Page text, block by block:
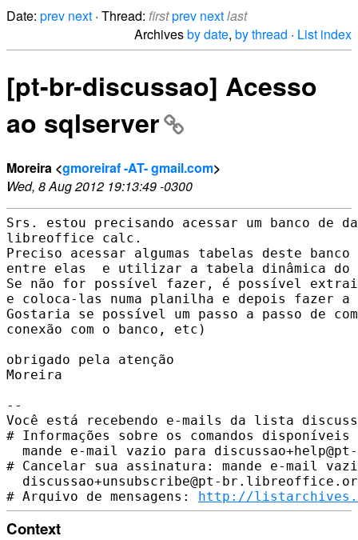
Date: prev next · Thread: firstprev nextlast
Archivesby date, by thread · List index
[pt-br-discussao] Acesso
ao sqlserver
Moreira <gmoreiraf -AT- gmail.com>
Wed, 8 Aug 2012 19:13:49 -0300
Srs. estou precisando acessar um banco de
libreoffice calc.
Preciso acessar algumas tabelas deste
entre elas  e utilizar a tabela dinâmica
Se não for possível fazer, é possível
e coloca-las numa planilha e depois fazer a
Gostaria se possível um passo a passo de
conexão com o banco, etc)
obrigado pela atenção
Moreira
--
Você está recebendo e-mails da lista
# Informações sobre os comandos
mande e-mail vazio para
# Cancelar sua assinatura: mande e-mail
discussao+unsubscribe@pt-
# Arquivo de mensagens: http://
Context